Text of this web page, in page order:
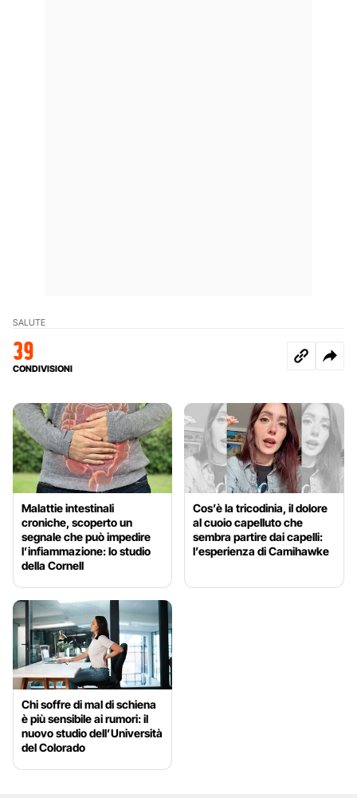
SALUTE
39
CONDIVISIONI
Malattie intestinali
croniche, scoperto un
segnale che può impedire
l’infiammazione: lo studio
della Cornell
Cos’è la tricodinia, il dolore
al cuoio capelluto che
sembra partire dai capelli:
l’esperienza di Camihawke
Chi soffre di mal di schiena
è più sensibile ai rumori: il
nuovo studio dell’Università
del Colorado